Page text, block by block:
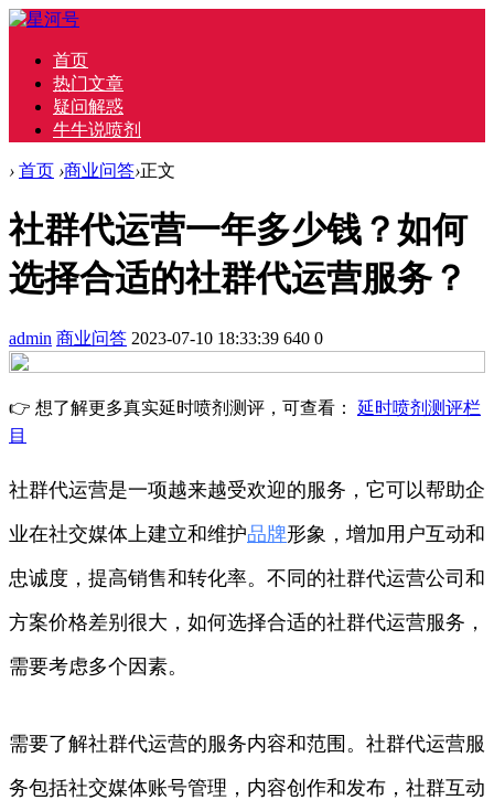
首页
热门文章
疑问解惑
牛牛说喷剂
› 首页 ›商业问答›正文
社群代运营一年多少钱？如何
选择合适的社群代运营服务？
admin 商业问答 2023-07-10 18:33:39 640 0
👉 想了解更多真实延时喷剂测评，可查看： 延时喷剂测评栏
目
社群代运营是一项越来越受欢迎的服务，它可以帮助企
业在社交媒体上建立和维护品牌形象，增加用户互动和
忠诚度，提高销售和转化率。不同的社群代运营公司和
方案价格差别很大，如何选择合适的社群代运营服务，
需要考虑多个因素。
需要了解社群代运营的服务内容和范围。社群代运营服
务包括社交媒体账号管理，内容创作和发布，社群互动